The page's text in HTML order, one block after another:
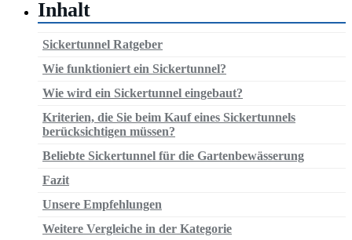
Inhalt
Sickertunnel Ratgeber
Wie funktioniert ein Sickertunnel?
Wie wird ein Sickertunnel eingebaut?
Kriterien, die Sie beim Kauf eines Sickertunnels
berücksichtigen müssen?
Beliebte Sickertunnel für die Gartenbewässerung
Fazit
Unsere Empfehlungen
Weitere Vergleiche in der Kategorie